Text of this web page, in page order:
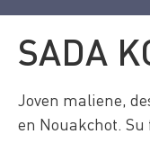
SADA
Joven maliene,
en Nouakchot. Su